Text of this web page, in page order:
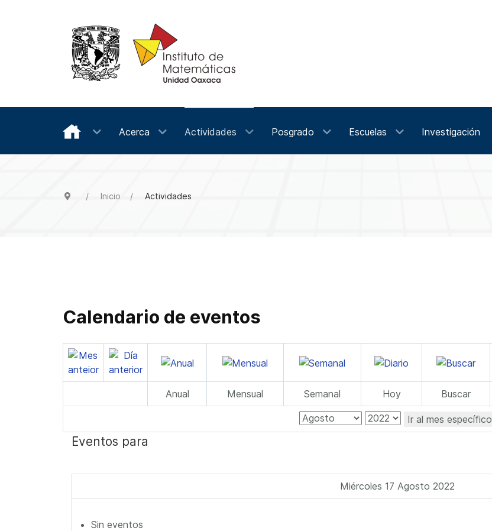
Acerca Actividades Posgrado Escuelas Investigación
Inicio Actividades
Calendario de eventos
Anual Mensual Semanal Hoy Buscar
Ir al mes específico
Eventos para
Miércoles 17 Agosto 2022
Sin eventos